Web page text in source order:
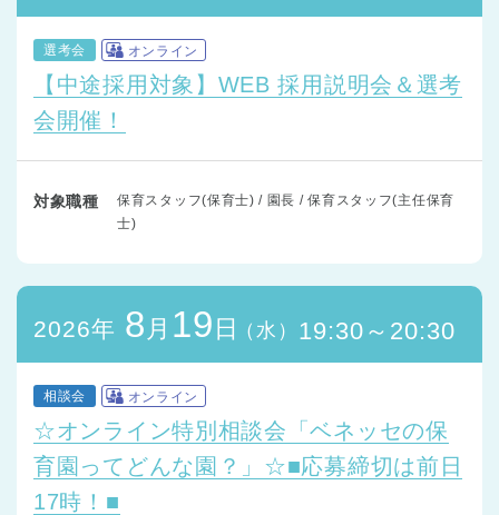
選考会 オンライン
【中途採用対象】WEB 採用説明会＆選考
会開催！
対象職種
保育スタッフ(保育士) / 園長 / 保育スタッフ(主任保育
士)
2026年 8 月 19 日 （水） 19:30～20:30
相談会 オンライン
☆オンライン特別相談会「ベネッセの保
育園ってどんな園？」☆■応募締切は前日
17時！■